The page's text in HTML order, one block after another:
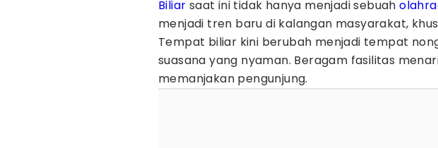
Biliar saat ini tidak hanya menjadi sebuah
menjadi tren baru di kalangan masyarakat,
Tempat biliar kini berubah menjadi tempat
suasana yang nyaman. Beragam fasilitas
memanjakan pengunjung.